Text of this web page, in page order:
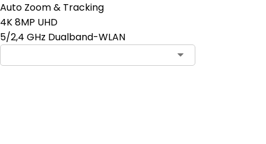
Auto Zoom & Tracking
4K 8MP UHD
5/2,4 GHz Dualband-WLAN